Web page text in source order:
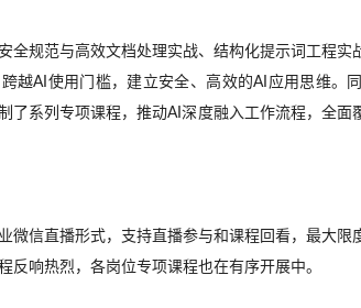
全规范与高效文档处理实战、结构化提示词工程实
跨越AI使用门槛 ， 建立安全、高效的AI应用思维。
了 系列专项课程，推动AI深度融入 工作流程， 全面
微信直播形式， 支持直播参与和课程回看，最大限
反响热烈，各岗位专项课程也在有序开展中。